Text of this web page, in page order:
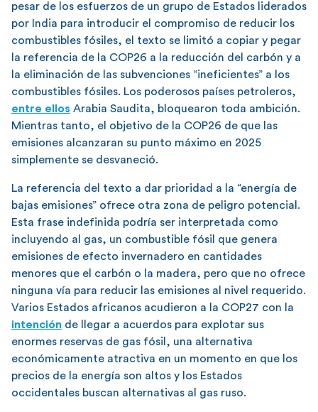
pesar de los esfuerzos de un grupo de Estados liderados
por India para introducir el compromiso de reducir los
combustibles fósiles, el texto se limitó a copiar y pegar
la referencia de la COP26 a la reducción del carbón y a
la eliminación de las subvenciones “ineficientes” a los
combustibles fósiles. Los poderosos países petroleros,
entre ellos Arabia Saudita, bloquearon toda ambición.
Mientras tanto, el objetivo de la COP26 de que las
emisiones alcanzaran su punto máximo en 2025
simplemente se desvaneció.
La referencia del texto a dar prioridad a la “energía de
bajas emisiones” ofrece otra zona de peligro potencial.
Esta frase indefinida podría ser interpretada como
incluyendo al gas, un combustible fósil que genera
emisiones de efecto invernadero en cantidades
menores que el carbón o la madera, pero que no ofrece
ninguna vía para reducir las emisiones al nivel requerido.
Varios Estados africanos acudieron a la COP27 con la
intención de llegar a acuerdos para explotar sus
enormes reservas de gas fósil, una alternativa
económicamente atractiva en un momento en que los
precios de la energía son altos y los Estados
occidentales buscan alternativas al gas ruso.